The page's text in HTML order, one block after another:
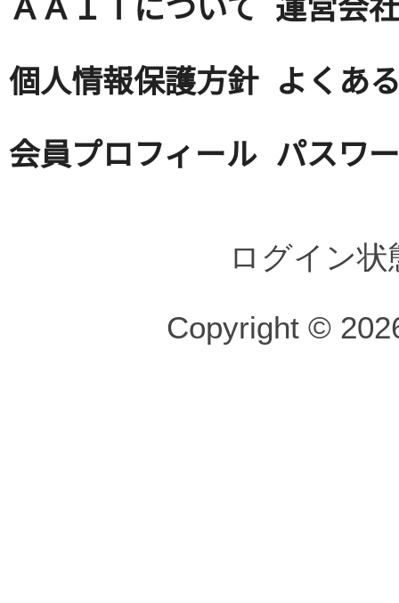
個人情報保護方針 よくあ
会員プロフィール パスワ
ログイン
Copyright ©